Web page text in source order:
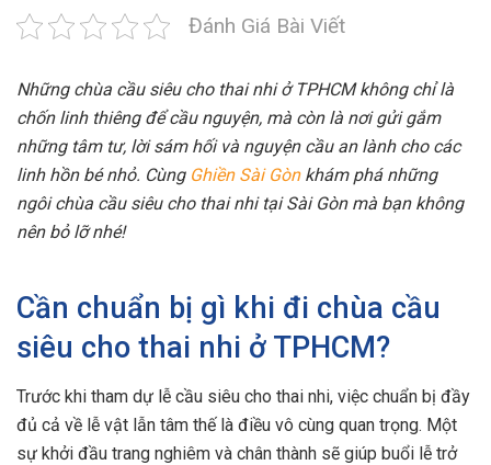
Đánh Giá Bài Viết
Những chùa cầu siêu cho thai nhi ở TPHCM không chỉ là
chốn linh thiêng để cầu nguyện, mà còn là nơi gửi gắm
những tâm tư, lời sám hối và nguyện cầu an lành cho các
linh hồn bé nhỏ. Cùng Ghiền Sài Gònkhám phá những
ngôi chùa cầu siêu cho thai nhi tại Sài Gòn mà bạn không
nên bỏ lỡ nhé!
Cần chuẩn bị gì khi đi chùa cầu
siêu cho thai nhi ở TPHCM?
Trước khi tham dự lễ cầu siêu cho thai nhi, việc chuẩn bị đầy
đủ cả về lễ vật lẫn tâm thế là điều vô cùng quan trọng. Một
sự khởi đầu trang nghiêm và chân thành sẽ giúp buổi lễ trở